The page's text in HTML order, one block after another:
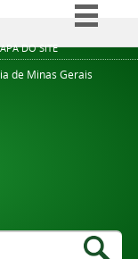
DO SITE
BR
de Minas Gerais